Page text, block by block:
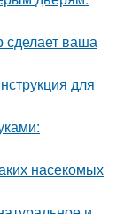
ваша
для
насекомых